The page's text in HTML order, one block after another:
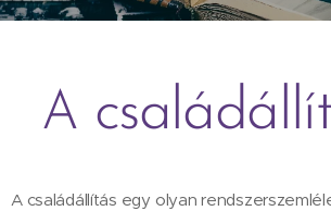
A
A családállítás egy olyan